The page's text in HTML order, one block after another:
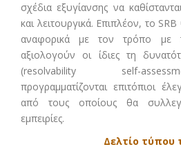
σχέδια εξυγίανσης να
και λειτουργικά. Επιπλέον, το
αναφορικά με τον τρόπο με
αξιολογούν οι ίδιες τη
(resolvability self-
προγραμματίζονται επιτόπιοι
από τους οποίους θα
εμπειρίες.
Δελτίο τύπου